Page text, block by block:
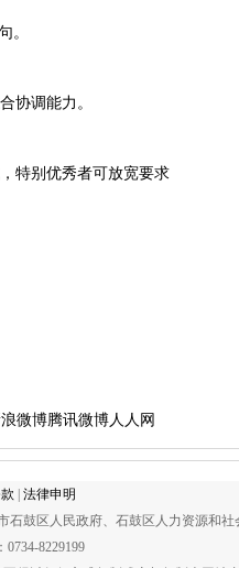
。
协调能力。
特别优秀者可放宽要求
微博腾讯微博人人网
法律申明
石鼓区人民政府、石鼓区人力资源和社
8229199